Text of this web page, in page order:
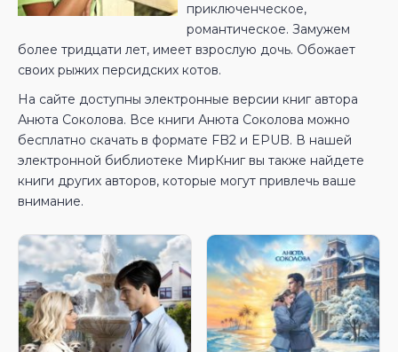
приключенческое,
романтическое. Замужем
более тридцати лет, имеет взрослую дочь. Обожает
своих рыжих персидских котов.
На сайте доступны электронные версии книг автора
Анюта Соколова. Все книги Анюта Соколова можно
бесплатно скачать в формате FB2 и EPUB. В нашей
электронной библиотеке МирКниг вы также найдете
книги других авторов, которые могут привлечь ваше
внимание.